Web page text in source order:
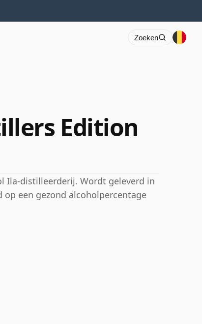
Zoeken
Edition
Ila-distilleerderij. Wordt geleverd in
een gezond alcoholpercentage